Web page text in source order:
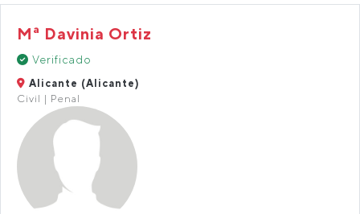
Mª Davinia Ortiz
Verificado
Alicante (Alicante)
Civil | Penal